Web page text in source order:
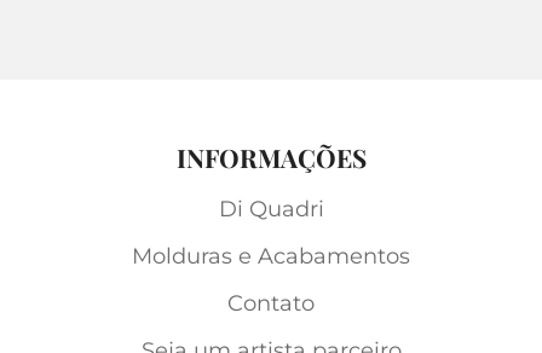
INFORMAÇÕES
Di Quadri
Molduras e Acabamentos
Contato